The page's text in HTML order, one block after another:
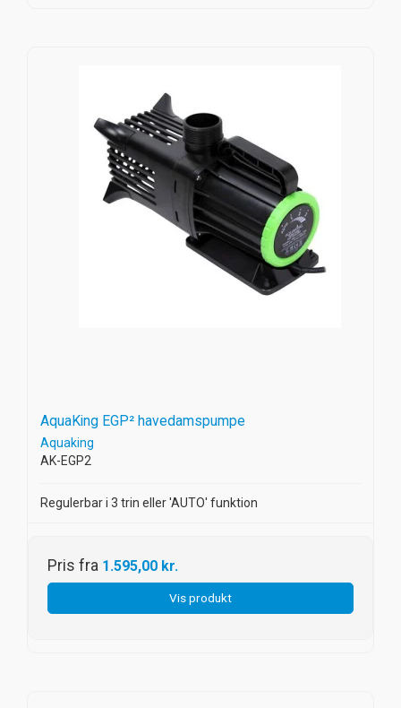
AquaKing EGP² havedamspumpe
Aquaking
AK-EGP2
Regulerbar i 3 trin eller 'AUTO' funktion
Pris fra 1.595,00 kr.
Vis produkt